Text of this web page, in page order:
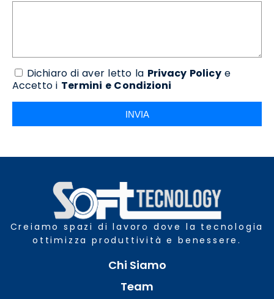
Dichiaro di aver letto la Privacy Policye
Accetto i Termini e Condizioni
INVIA
Creiamo spazi di lavoro dove la tecnologia
ottimizza produttività e benessere.
Chi Siamo
Team